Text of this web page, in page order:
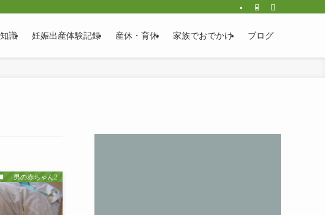
識 妊娠出産体験記録 産休・育休 家族でおでかけ ブログ
男の赤ちゃん2